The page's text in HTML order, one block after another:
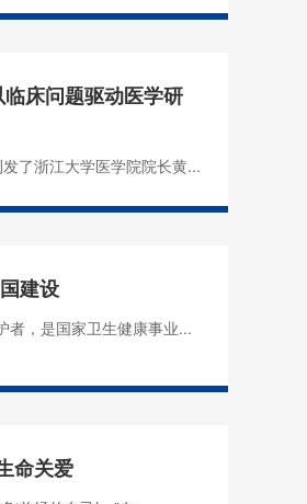
临床问题驱动医学研
了浙江大学医学院院长黄...
建设
者，是国家卫生健康事业...
命关爱